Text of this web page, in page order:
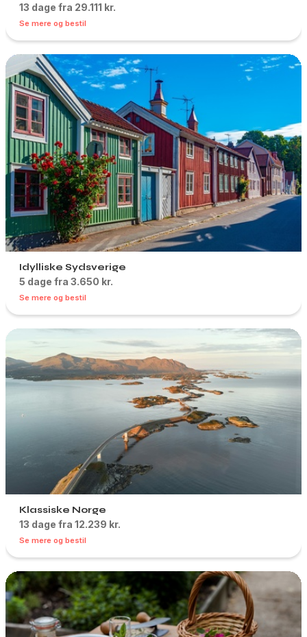
13 dage fra 29.111 kr.
Se mere og bestil
Idylliske Sydsverige
5 dage fra 3.650 kr.
Se mere og bestil
Klassiske Norge
13 dage fra 12.239 kr.
Se mere og bestil